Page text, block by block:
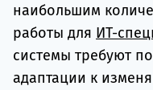
наибольшим
работы для ИТ-
системы требуют
адаптации к